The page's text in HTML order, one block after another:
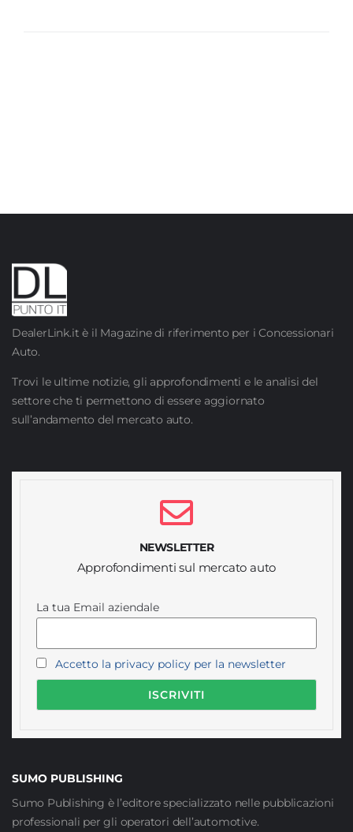
DealerLink.it è il Magazine di riferimento per i Concessionari
Auto.
Trovi le ultime notizie, gli approfondimenti e le analisi del
settore che ti permettono di essere aggiornato
sull’andamento del mercato auto.
NEWSLETTER
Approfondimenti sul mercato auto
La tua Email aziendale
Accetto la privacy policy per la newsletter
SUMO PUBLISHING
Sumo Publishing è l’editore specializzato nelle pubblicazioni
professionali per gli operatori dell’automotive.